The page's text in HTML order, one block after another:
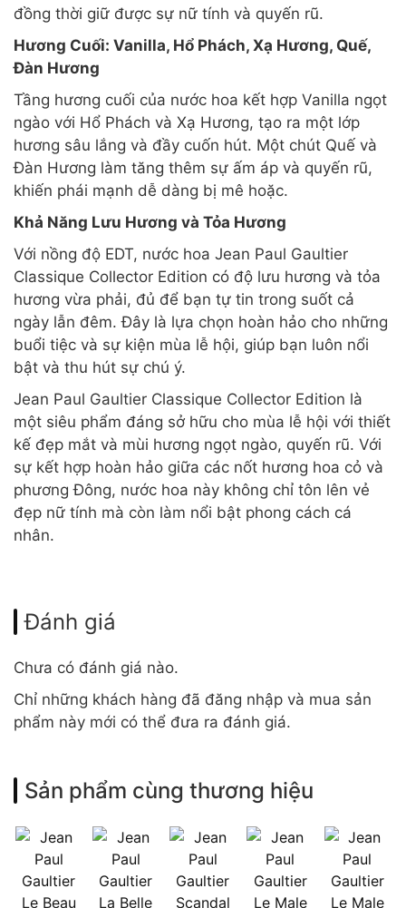
đồng thời giữ được sự nữ tính và quyến rũ.
Hương Cuối: Vanilla, Hổ Phách, Xạ Hương, Quế,
Đàn Hương
Tầng hương cuối của nước hoa kết hợp Vanilla ngọt
ngào với Hổ Phách và Xạ Hương, tạo ra một lớp
hương sâu lắng và đầy cuốn hút. Một chút Quế và
Đàn Hương làm tăng thêm sự ấm áp và quyến rũ,
khiến phái mạnh dễ dàng bị mê hoặc.
Khả Năng Lưu Hương và Tỏa Hương
Với nồng độ EDT, nước hoa Jean Paul Gaultier
Classique Collector Edition có độ lưu hương và tỏa
hương vừa phải, đủ để bạn tự tin trong suốt cả
ngày lẫn đêm. Đây là lựa chọn hoàn hảo cho những
buổi tiệc và sự kiện mùa lễ hội, giúp bạn luôn nổi
bật và thu hút sự chú ý.
Jean Paul Gaultier Classique Collector Edition là
một siêu phẩm đáng sở hữu cho mùa lễ hội với thiết
kế đẹp mắt và mùi hương ngọt ngào, quyến rũ. Với
sự kết hợp hoàn hảo giữa các nốt hương hoa cỏ và
phương Đông, nước hoa này không chỉ tôn lên vẻ
đẹp nữ tính mà còn làm nổi bật phong cách cá
nhân.
Đánh giá
Chưa có đánh giá nào.
Chỉ những khách hàng đã đăng nhập và mua sản
phẩm này mới có thể đưa ra đánh giá.
Sản phẩm cùng thương hiệu